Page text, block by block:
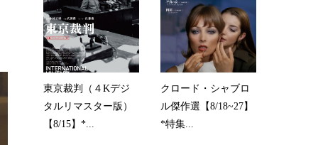
東京裁判（４Kデジ
タルリマスター版）
【8/15】*...
クロード・シャブロ
ル傑作選【8/18~27】
*特集...